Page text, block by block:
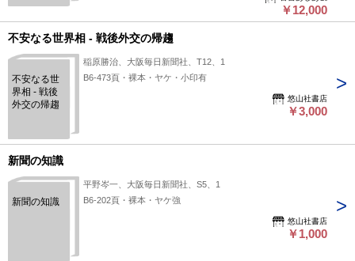
￥12,000
不安なる世界相 - 戦後外交の帰趨
不安なる世
界相 - 戦後
外交の帰趨
稲原勝治、大阪毎日新聞社、T12、1
B6-473頁・裸本・ヤケ・小印有
悠山社書店
￥3,000
新聞の知識
新聞の知識
平野岑一、大阪毎日新聞社、S5、1
B6-202頁・裸本・ヤケ強
悠山社書店
￥1,000